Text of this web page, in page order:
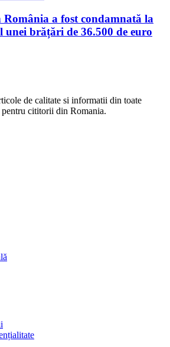
a fost condamnată la
brățări de 36.500 de euro
de calitate si informatii din toate
pentru cititorii din Romania.